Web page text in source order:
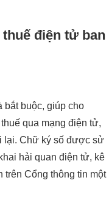
điện tử ban
bắt buộc, giúp cho
qua mạng điện tử,
lại. Chữ ký số được sử
hải quan điện tử, kê
trên Cổng thông tin một